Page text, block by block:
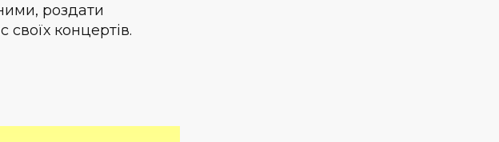
роздати
своїх концертів.